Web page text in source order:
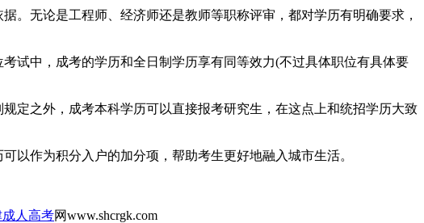
无论是工程师、经济师还是教师等职称评审，都对学历有明确要求，
中，成考的学历和全日制学历享有同等效力(不过具体职位有具体要
之外，成考本科学历可以直接报考研究生，在这点上和统招学历大致
作为积分入户的加分项，帮助考生更好地融入城市生活。
成人高考网www.shcrgk.com